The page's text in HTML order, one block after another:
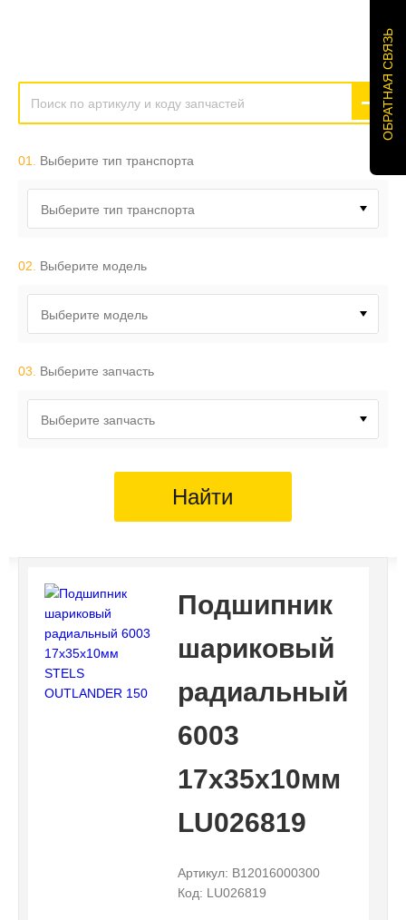
01. Выберите тип транспорта
Выберите тип транспорта
02. Выберите модель
Выберите модель
03. Выберите запчасть
Выберите запчасть
Найти
Подшипник
шариковый
радиальный
6003
17х35х10мм
LU026819
Артикул: B12016000300
Код: LU026819
ОБРАТНАЯ СВЯЗЬ